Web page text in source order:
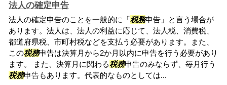
法人の確定申告
法人の確定申告のことを一般的に「税務申告」と言う場合が
あります。法人は、法人の利益に応じて、法人税、消費税、
都道府県税、市町村税などを支払う必要があります。また、
この税務申告は決算月から2か月以内に申告を行う必要があり
ます。 また、決算月に関わる税務申告のみならず、毎月行う
税務申告もあります。代表的なものとしては...